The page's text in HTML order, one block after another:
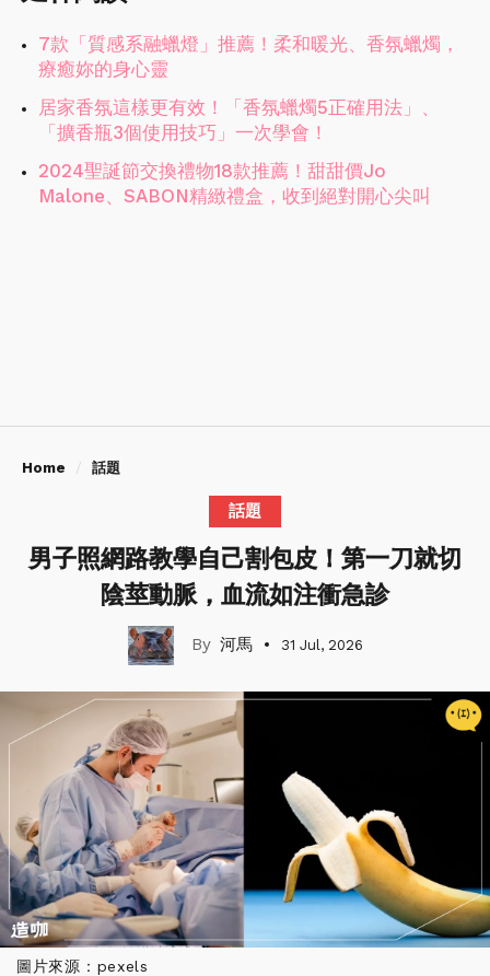
7款「質感系融蠟燈」推薦！柔和暖光、香氛蠟燭，
療癒妳的身心靈
居家香氛這樣更有效！「香氛蠟燭5正確用法」、
「擴香瓶3個使用技巧」一次學會！
2024聖誕節交換禮物18款推薦！甜甜價Jo
Malone、SABON精緻禮盒，收到絕對開心尖叫
Home 話題
話題
男子照網路教學自己割包皮！第一刀就切
陰莖動脈，血流如注衝急診
河馬 31 Jul, 2026
圖片來源：pexels